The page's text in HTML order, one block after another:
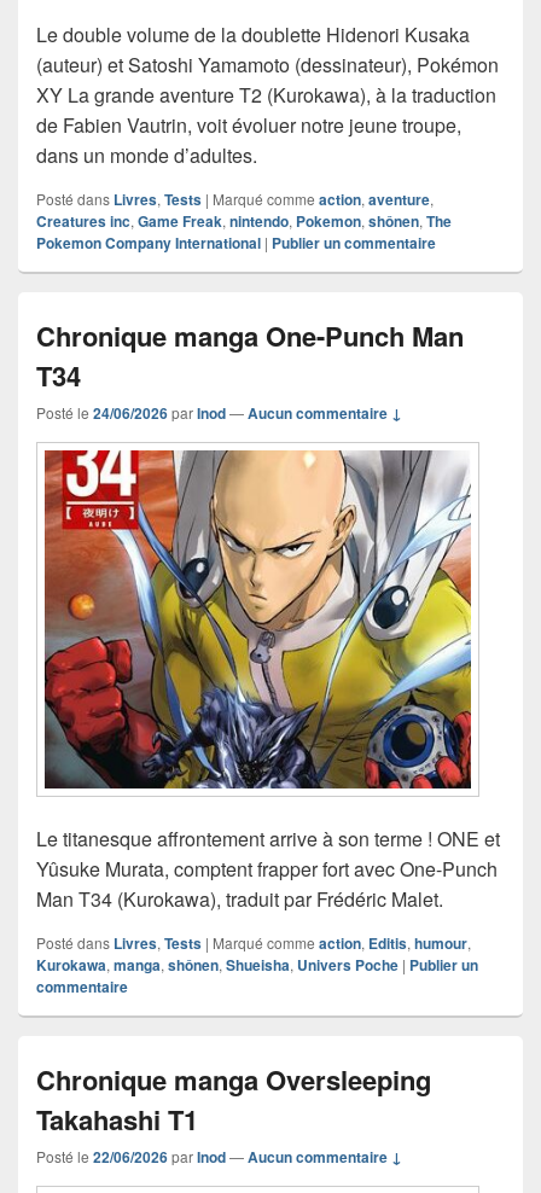
Le double volume de la doublette Hidenori Kusaka
(auteur) et Satoshi Yamamoto (dessinateur), Pokémon
XY La grande aventure T2 (Kurokawa), à la traduction
de Fabien Vautrin, voit évoluer notre jeune troupe,
dans un monde d’adultes.
Posté dans Livres, Tests | Marqué comme action, aventure,
Creatures inc, Game Freak, nintendo, Pokemon, shônen, The
Pokemon Company International | Publier un commentaire
Chronique manga One-Punch Man
T34
Posté le 24/06/2026parInod—Aucun commentaire ↓
Le titanesque affrontement arrive à son terme ! ONE et
Yûsuke Murata, comptent frapper fort avec One-Punch
Man T34 (Kurokawa), traduit par Frédéric Malet.
Posté dans Livres, Tests | Marqué comme action, Editis, humour,
Kurokawa, manga, shônen, Shueisha, Univers Poche | Publier un
commentaire
Chronique manga Oversleeping
Takahashi T1
Posté le 22/06/2026parInod—Aucun commentaire ↓